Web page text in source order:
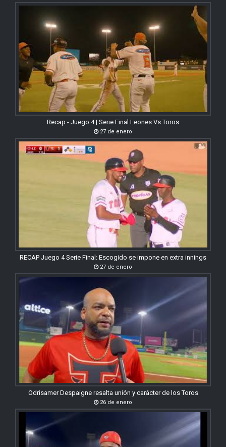
Recap - Juego 4 | Serie Final Leones Vs Toros
27 de enero
RECAP Juego 4 Serie Final: Escogido se impone en extra innings
27 de enero
Odrisamer Despaigne resalta unión y carácter de los Toros
26 de enero